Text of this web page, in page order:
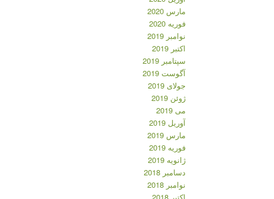
مارس 2020
فوریه 2020
نوامبر 2019
اکتبر 2019
سپتامبر 2019
آگوست 2019
جولای 2019
ژوئن 2019
می 2019
آوریل 2019
مارس 2019
فوریه 2019
ژانویه 2019
دسامبر 2018
نوامبر 2018